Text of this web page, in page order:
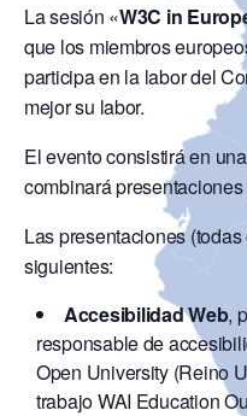
La sesión «W3C in
que los miembros
participa en la labor del
mejor su labor.
El evento consistirá en
combinará
Las presentaciones
siguientes:
Accesibilidad Web,
responsable de
Open University (Reino
trabajo WAI Education